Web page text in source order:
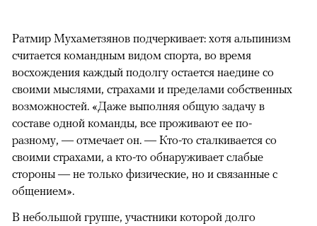
Ратмир Мухаметзянов подчеркивает: хотя альпинизм
считается командным видом спорта, во время
восхождения каждый подолгу остается наедине со
своими мыслями, страхами и пределами собственных
возможностей. «Даже выполняя общую задачу в
составе одной команды, все проживают ее по-
разному, — отмечает он. — Кто-то сталкивается со
своими страхами, а кто-то обнаруживает слабые
стороны — не только физические, но и связанные с
общением».
В небольшой группе, участники которой долго